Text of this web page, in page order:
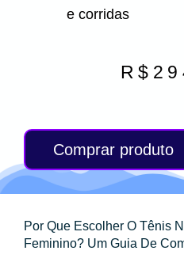
e corridas
R$
Comprar produto
Por Que Escolher O Tênis
Feminino? Um Guia De